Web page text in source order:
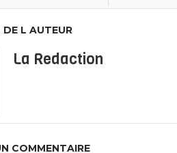
L AUTEUR
La Redaction
COMMENTAIRE